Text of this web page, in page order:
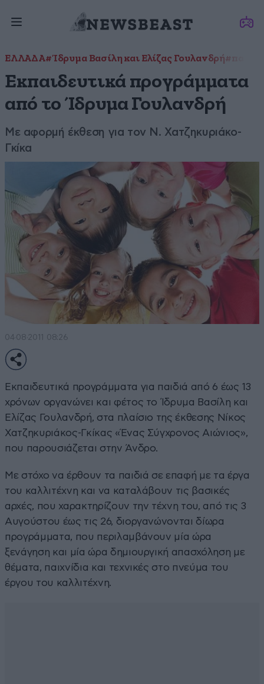
ΕΛΛΑΔΑ#Ίδρυμα Βασίλη και Ελίζας Γουλανδρή#παιδιά
Εκπαιδευτικά προγράμματα
από το Ίδρυμα Γουλανδρή
Με αφορμή έκθεση για τον Ν. Χατζηκυριάκο-
Γκίκα
04·08·2011 08:26
Εκπαιδευτικά προγράμματα για παιδιά από 6 έως 13
χρόνων οργανώνει και φέτος το Ίδρυμα Βασίλη και
Ελίζας Γουλανδρή, στα πλαίσιο της έκθεσης Νίκος
Χατζηκυριάκος-Γκίκας «Ένας Σύγχρονος Αιώνιος»,
που παρουσιάζεται στην Άνδρο.
Με στόχο να έρθουν τα παιδιά σε επαφή με τα έργα
του καλλιτέχνη και να καταλάβουν τις βασικές
αρχές, που χαρακτηρίζουν την τέχνη του, από τις 3
Αυγούστου έως τις 26, διοργανώνονται δίωρα
προγράμματα, που περιλαμβάνουν μία ώρα
ξενάγηση και μία ώρα δημιουργική απασχόληση με
θέματα, παιχνίδια και τεχνικές στο πνεύμα του
έργου του καλλιτέχνη.